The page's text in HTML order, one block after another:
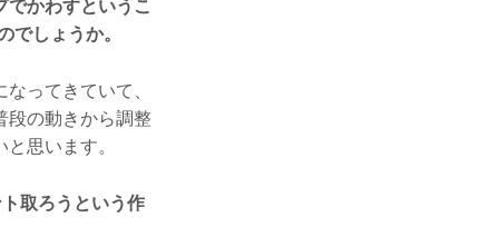
でかわすというこ
でしょうか。
ってきていて、
段の動きから調整
思います。
取ろうという作